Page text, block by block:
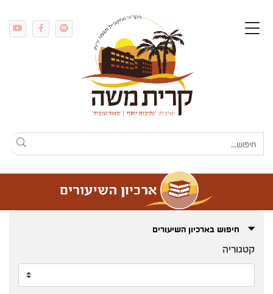
חיפוש בארכיון השיעורים
קטגוריה